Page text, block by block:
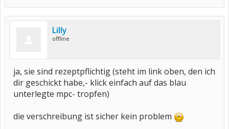
Lilly
offline
ja, sie sind rezeptpflichtig (steht im link oben, den ich
dir geschickt habe,- klick einfach auf das blau
unterlegte mpc- tropfen)
die verschreibung ist sicher kein problem